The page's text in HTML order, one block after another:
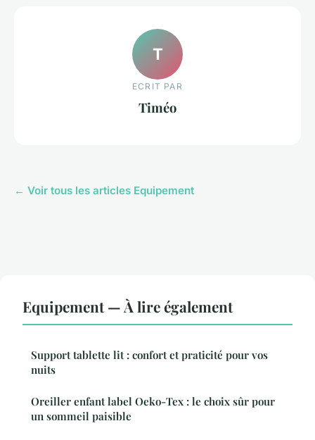
T
ECRIT PAR
Timéo
← Voir tous les articles Equipement
Equipement — À lire également
Support tablette lit : confort et praticité pour vos
nuits
Oreiller enfant label Oeko-Tex : le choix sûr pour
un sommeil paisible